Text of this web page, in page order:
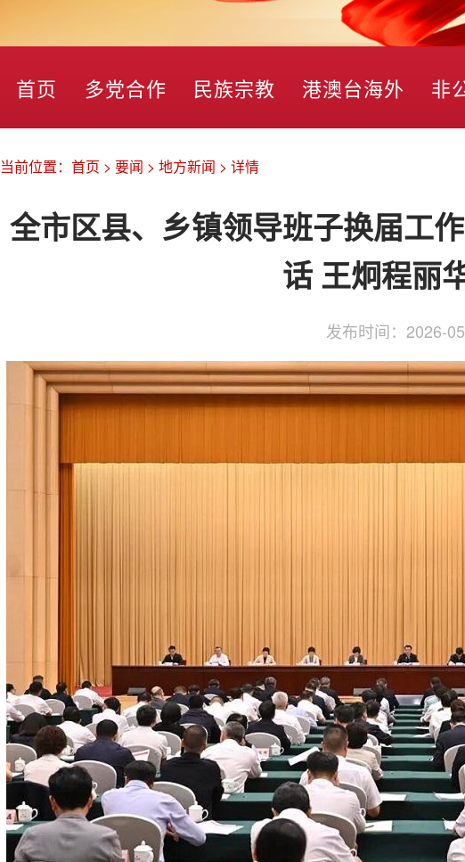
首页 多党合作 民族宗教 港澳台海外 非
当前位置： 首页 > 要闻 > 地方新闻 > 详情
全市区县、乡镇领导班子换届工
话 王炯程丽
发布时间： 2026-